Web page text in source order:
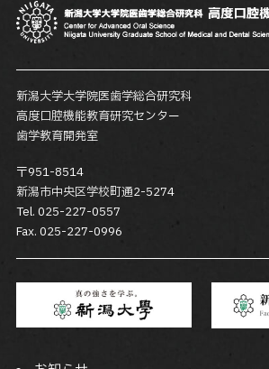
新潟大学大学院医歯学総合研究科
高度口腔機能教育研究センター
歯学教育開発室
〒951-8514
新潟市中央区学校町通2-5274
Tel. 025-227-0557
Fax. 025-227-0996